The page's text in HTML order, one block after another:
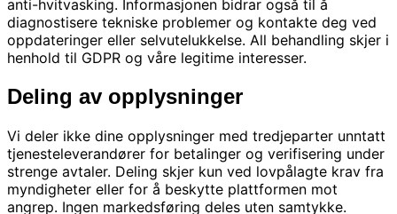
anti-hvitvasking. Informasjonen bidrar også til å
diagnostisere tekniske problemer og kontakte deg ved
oppdateringer eller selvutelukkelse. All behandling skjer i
henhold til GDPR og våre legitime interesser.
Deling av opplysninger
Vi deler ikke dine opplysninger med tredjeparter unntatt
tjenesteleverandører for betalinger og verifisering under
strenge avtaler. Deling skjer kun ved lovpålagte krav fra
myndigheter eller for å beskytte plattformen mot
angrep. Ingen markedsføring deles uten samtykke.